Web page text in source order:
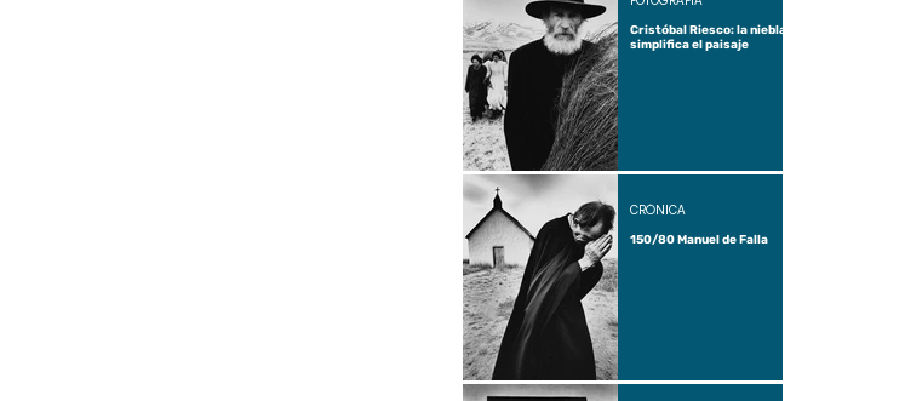
Cristóbal Riesco: la niebla
simplifica el paisaje
150/80 Manuel de Falla
CRÓNICA